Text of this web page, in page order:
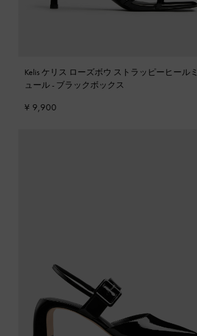
Kelis ケリス ローズボウ ストラッピーヒールミ
ュール - ブラックボックス
¥ 9,900